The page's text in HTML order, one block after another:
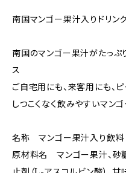
南国マンゴー果汁入りドリンク
南国のマンゴー果汁がたっぷ
ス
ご自宅用にも、来客用にも、
しつこくなく飲みやすいマン
名称 マンゴー果汁入り飲料
原材料名 マンゴー果汁、砂